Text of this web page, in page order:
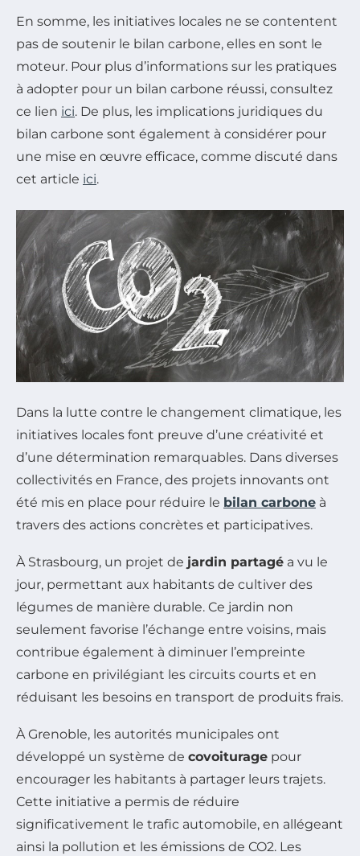
En somme, les initiatives locales ne se contentent
pas de soutenir le bilan carbone, elles en sont le
moteur. Pour plus d’informations sur les pratiques
à adopter pour un bilan carbone réussi, consultez
ce lien ici. De plus, les implications juridiques du
bilan carbone sont également à considérer pour
une mise en œuvre efficace, comme discuté dans
cet article ici.
Dans la lutte contre le changement climatique, les
initiatives locales font preuve d’une créativité et
d’une détermination remarquables. Dans diverses
collectivités en France, des projets innovants ont
été mis en place pour réduire le bilan carbone à
travers des actions concrètes et participatives.
À Strasbourg, un projet de jardin partagé a vu le
jour, permettant aux habitants de cultiver des
légumes de manière durable. Ce jardin non
seulement favorise l’échange entre voisins, mais
contribue également à diminuer l’empreinte
carbone en privilégiant les circuits courts et en
réduisant les besoins en transport de produits frais.
À Grenoble, les autorités municipales ont
développé un système de covoiturage pour
encourager les habitants à partager leurs trajets.
Cette initiative a permis de réduire
significativement le trafic automobile, en allégeant
ainsi la pollution et les émissions de CO2. Les